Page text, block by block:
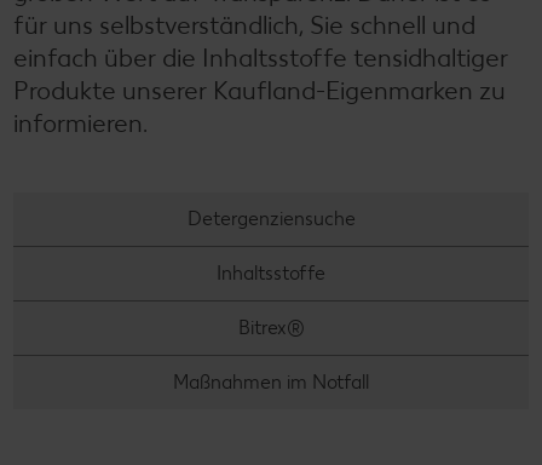
für uns selbstverständlich, Sie schnell und
einfach über die Inhaltsstoffe tensidhaltiger
Produkte unserer Kaufland-Eigenmarken zu
informieren.
Detergenziensuche
Inhaltsstoffe
Bitrex®
Maßnahmen im Notfall